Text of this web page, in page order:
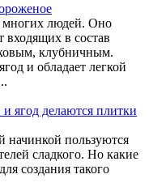
многих людей. Оно
входящих в состав
клубничным.
и обладает легкой
ягод делаются плитки
начинкой пользуются
сладкого. Но какие
создания такого